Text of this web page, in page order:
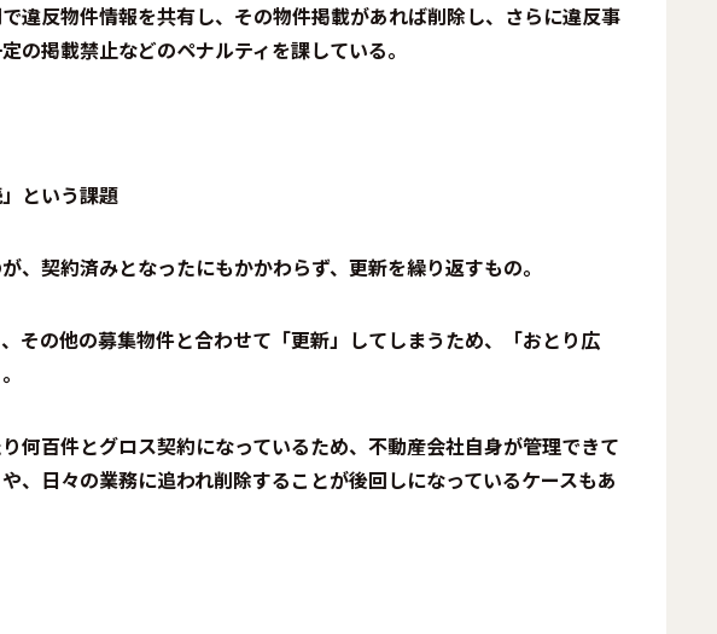
違反物件情報を共有し、その物件掲載があれば削除し、さらに違反事
の掲載禁止などのペナルティを課している。
という課題
、契約済みとなったにもかかわらず、更新を繰り返すもの。
その他の募集物件と合わせて「更新」してしまうため、「おとり広
何百件とグロス契約になっているため、不動産会社自身が管理できて
、日々の業務に追われ削除することが後回しになっているケースもあ